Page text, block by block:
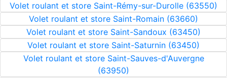
Volet roulant et store Saint-Rémy-sur-Durolle (63550)
Volet roulant et store Saint-Romain (63660)
Volet roulant et store Saint-Sandoux (63450)
Volet roulant et store Saint-Saturnin (63450)
Volet roulant et store Saint-Sauves-d'Auvergne
(63950)